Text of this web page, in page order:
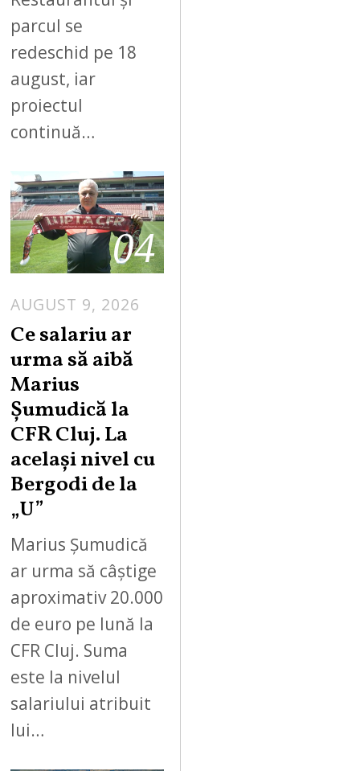
parcul se
redeschid pe 18
august, iar
proiectul
continuă…
04
AUGUST 9, 2026
Ce salariu ar
urma să aibă
Marius
Șumudică la
CFR Cluj. La
același nivel cu
Bergodi de la
„U”
Marius Șumudică
ar urma să câștige
aproximativ 20.000
de euro pe lună la
CFR Cluj. Suma
este la nivelul
salariului atribuit
lui…